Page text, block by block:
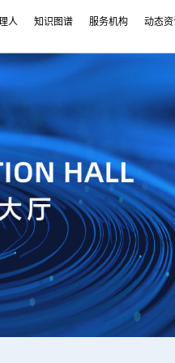
人 知识图谱 服务机构 动态